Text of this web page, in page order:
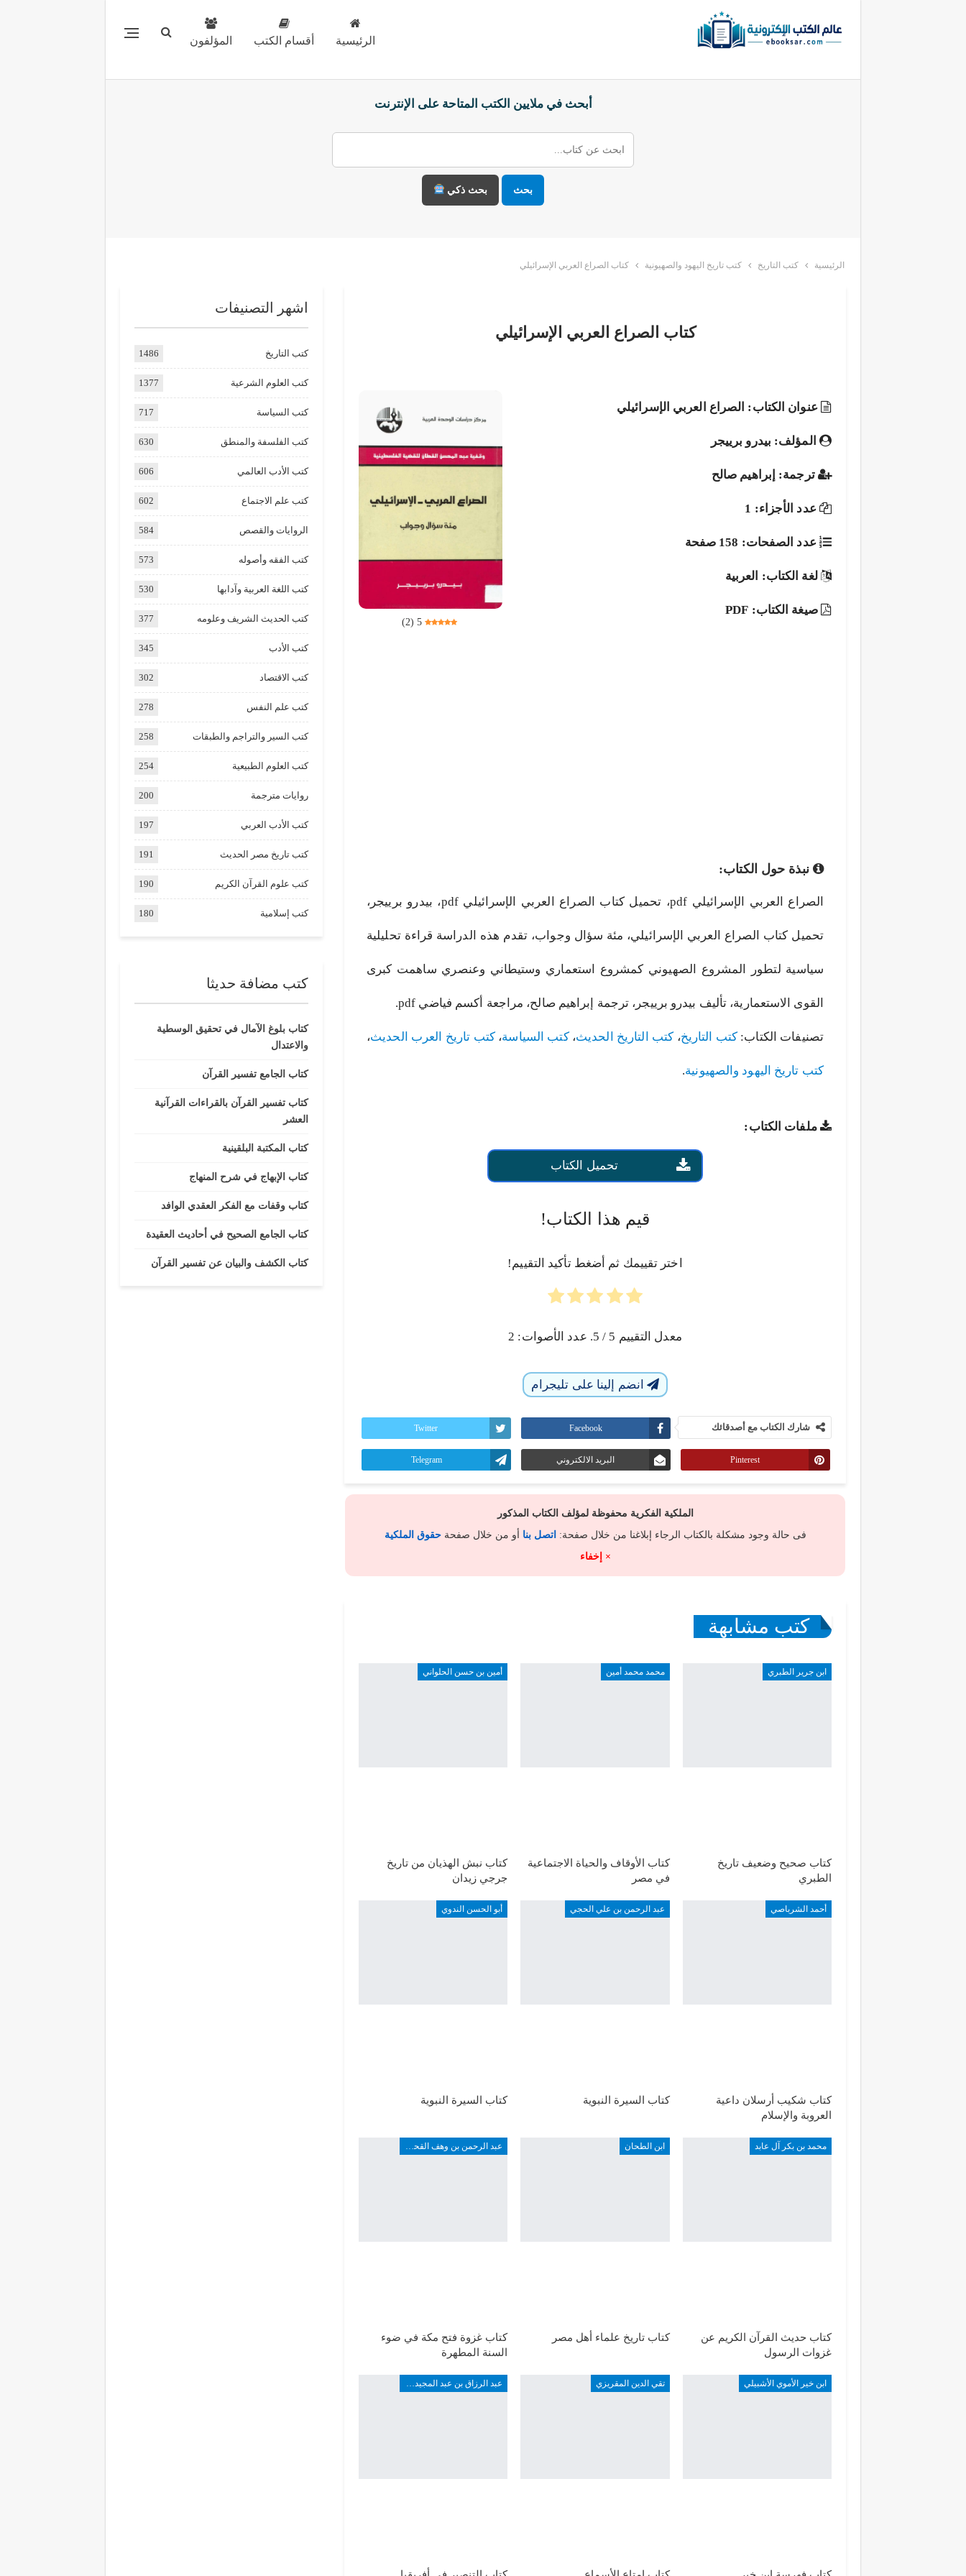
الرئيسية أقسام الكتب المؤلفون
أبحث في ملايين الكتب المتاحة على الإنترنت
بحث بحث ذكي
الرئيسية كتب التاريخ كتب تاريخ اليهود والصهيونية كتاب الصراع العربي الإسرائيلي
كتاب الصراع العربي الإسرائيلي
5
(
2
)
عنوان الكتاب: الصراع العربي الإسرائيلي
المؤلف: بيدرو برييجر
ترجمة: إبراهيم صالح
عدد الأجزاء: 1
عدد الصفحات: 158 صفحة
لغة الكتاب: العربية
صيغة الكتاب: PDF
نبذة حول الكتاب:
الصراع العربي الإسرائيلي pdf، تحميل كتاب الصراع العربي الإسرائيلي pdf، بيدرو برييجر،
تحميل كتاب الصراع العربي الإسرائيلي، مئة سؤال وجواب، تقدم هذه الدراسة قراءة تحليلية
سياسية لتطور المشروع الصهيوني كمشروع استعماري وستيطاني وعنصري ساهمت كبرى
القوى الاستعمارية، تأليف بيدرو برييجر، ترجمة إبراهيم صالح، مراجعة أكسم فياضي pdf.
تصنيفات الكتاب:كتب التاريخ، كتب التاريخ الحديث،كتب السياسة،كتب تاريخ العرب الحديث،
كتب تاريخ اليهود والصهيونية.
ملفات الكتاب:
تحميل الكتاب
قيم هذا الكتاب!
اختر تقييمك ثم أضغط تأكيد التقييم!
معدل التقييم 5 / 5. عدد الأصوات: 2
انضم إلينا على تليجرام
شارك الكتاب مع أصدقائك Facebook
Twitter
Pinterest البريد الالكتروني Telegram
الملكية الفكرية محفوظة لمؤلف الكتاب المذكور
فى حالة وجود مشكلة بالكتاب الرجاء إبلاغنا من خلال صفحة: اتصل بنا أو من خلال صفحةحقوق الملكية
× إخفاء
كتب مشابهة
ابن جرير الطبري
كتاب صحيح وضعيف تاريخ
الطبري
محمد محمد أمين
كتاب الأوقاف والحياة الاجتماعية
في مصر
أمين بن حسن الحلواني
كتاب نبش الهذيان من تاريخ
جرجي زيدان
أحمد الشرباصي
كتاب شكيب أرسلان داعية
العروبة والإسلام
عبد الرحمن بن علي الحجي
كتاب السيرة النبوية
أبو الحسن الندوي
كتاب السيرة النبوية
محمد بن بكر آل عابد
كتاب حديث القرآن الكريم عن
غزوات الرسول
ابن الطحان
كتاب تاريخ علماء أهل مصر
عبد الرحمن بن وهف القحطاني
كتاب غزوة فتح مكة في ضوء
السنة المطهرة
ابن خير الأموي الأشبيلي تقي الدين المقريزي عبد الرزاق بن عبد المجيد ألارو
اشهر التصنيفات
كتب التاريخ 1486
كتب العلوم الشرعية 1377
كتب السياسة 717
كتب الفلسفة والمنطق 630
كتب الأدب العالمي 606
كتب علم الاجتماع 602
الروايات والقصص 584
كتب الفقه وأصوله 573
كتب اللغة العربية وآدابها 530
كتب الحديث الشريف وعلومه 377
كتب الأدب 345
كتب الاقتصاد 302
كتب علم النفس 278
كتب السير والتراجم والطبقات 258
كتب العلوم الطبيعية 254
روايات مترجمة 200
كتب الأدب العربي 197
كتب تاريخ مصر الحديث 191
كتب علوم القرآن الكريم 190
كتب إسلامية 180
كتب مضافة حديثا
كتاب بلوغ الآمال في تحقيق الوسطية
والاعتدال
كتاب الجامع تفسير القرآن
كتاب تفسير القرآن بالقراءات القرآنية
العشر
كتاب المكتبة البلقينية
كتاب الإبهاج في شرح المنهاج
كتاب وقفات مع الفكر العقدي الوافد
كتاب الجامع الصحيح في أحاديث العقيدة
كتاب الكشف والبيان عن تفسير القرآن